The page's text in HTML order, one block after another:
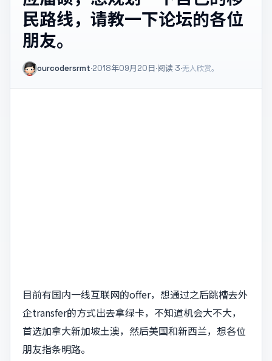
民路线，请教一下论坛的各位
朋友。
ourcodersrmt·2018年09月20日·阅读 3·无人欣赏。
目前有国内一线互联网的offer，想通过之后跳槽去外
企transfer的方式出去拿绿卡，不知道机会大不大，
首选加拿大新加坡土澳，然后美国和新西兰，想各位
朋友指条明路。